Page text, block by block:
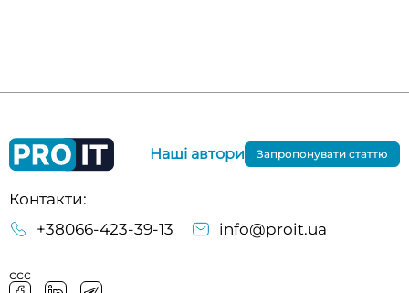
Контакти:
+38066-423-39-13
info@proit.ua
ссс
Наші автори Запропонувати статтю